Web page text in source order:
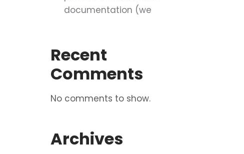
documentation (we
Recent
Comments
No comments to show.
Archives